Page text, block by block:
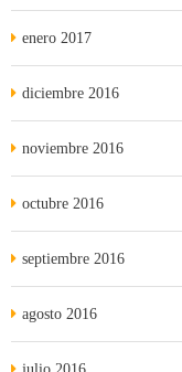
enero 2017
diciembre 2016
noviembre 2016
octubre 2016
septiembre 2016
agosto 2016